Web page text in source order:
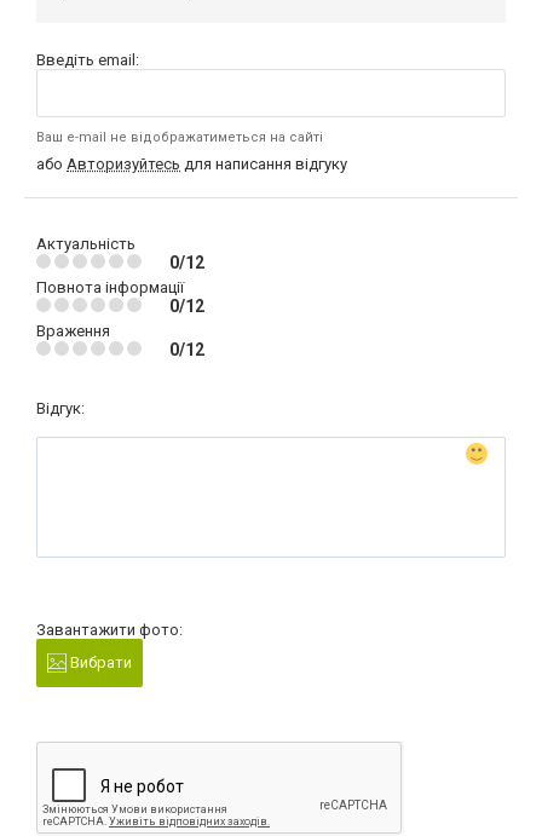
Введіть email:
Ваш e-mail не відображатиметься на сайті
або Авторизуйтесь для написання відгуку
Актуальність
0/12
Повнота інформації
0/12
Враження
0/12
Відгук:
Завантажити фото:
Вибрати